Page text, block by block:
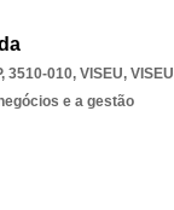
3510-010, VISEU, VISEU
e a gestão